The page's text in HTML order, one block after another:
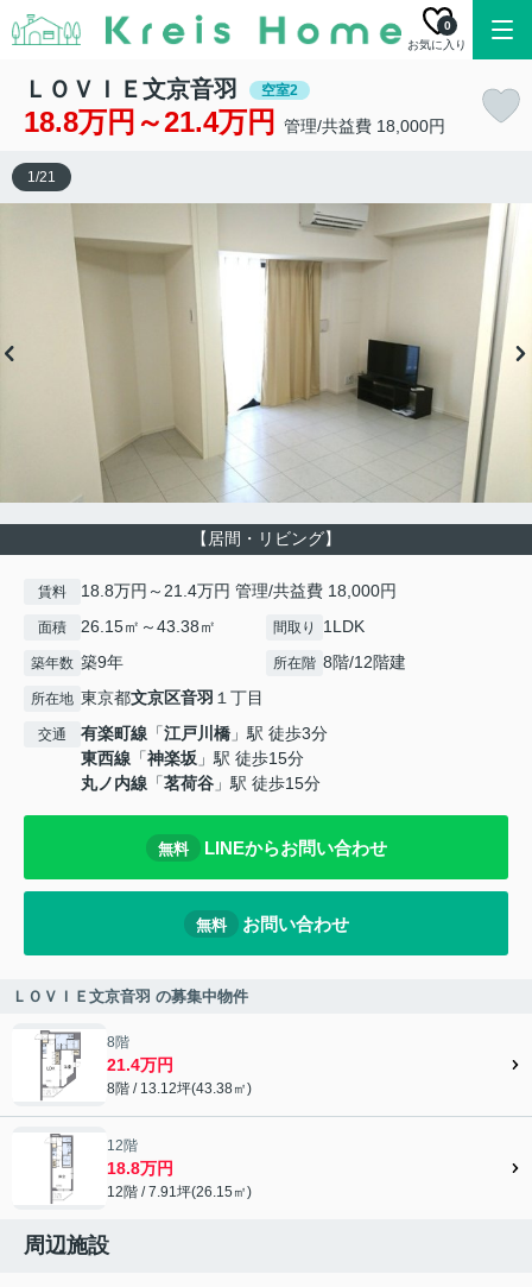
お気に入り
0
ＬＯＶＩＥ文京音羽 空室2
18.8万円～21.4万円 管理/共益費 18,000円
【居間・リビング】
1/21
賃料 18.8万円～21.4万円 管理/共益費 18,000円
面積 26.15㎡～43.38㎡ 間取り 1LDK
築年数 築9年 所在階 8階/12階建
所在地 東京都文京区音羽 １丁目
交通 有楽町線 「江戸川橋 」駅 徒歩3分
東西線 「神楽坂 」駅 徒歩15分
丸ノ内線 「茗荷谷 」駅 徒歩15分
無料 LINEからお問い合わせ
無料 お問い合わせ
ＬＯＶＩＥ文京音羽 の募集中物件
8階
21.4万円
8階 / 13.12坪(43.38㎡)
12階
18.8万円
12階 / 7.91坪(26.15㎡)
周辺施設